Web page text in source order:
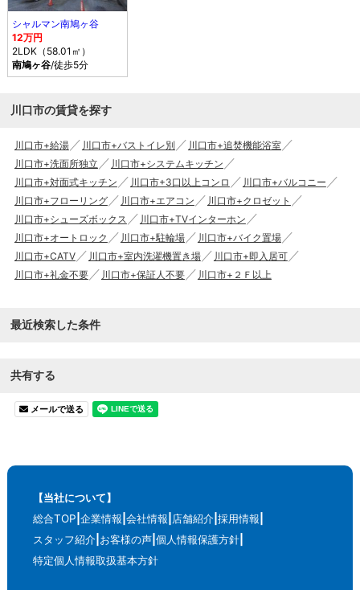
シャルマン南鳩ヶ谷
12万円
2LDK（58.01㎡）
南鳩ヶ谷/徒歩5分
川口市の賃貸を探す
川口市+給湯 川口市+バストイレ別
川口市+追焚機能浴室
川口市+洗面所独立
川口市+システムキッチン
川口市+対面式キッチン
川口市+3口以上コンロ
川口市+バルコニー
川口市+フローリング
川口市+エアコン
川口市+クロゼット
川口市+シューズボックス
川口市+TVインターホン
川口市+オートロック
川口市+駐輪場
川口市+バイク置場
川口市+CATV
川口市+室内洗濯機置き場
川口市+即入居可
川口市+礼金不要
川口市+保証人不要 川口市+２Ｆ以上
最近検索した条件
共有する
メールで送る
【当社について】
総合TOP 企業情報 会社情報 店舗紹介 採用情報
スタッフ紹介 お客様の声 個人情報保護方針
特定個人情報取扱基本方針